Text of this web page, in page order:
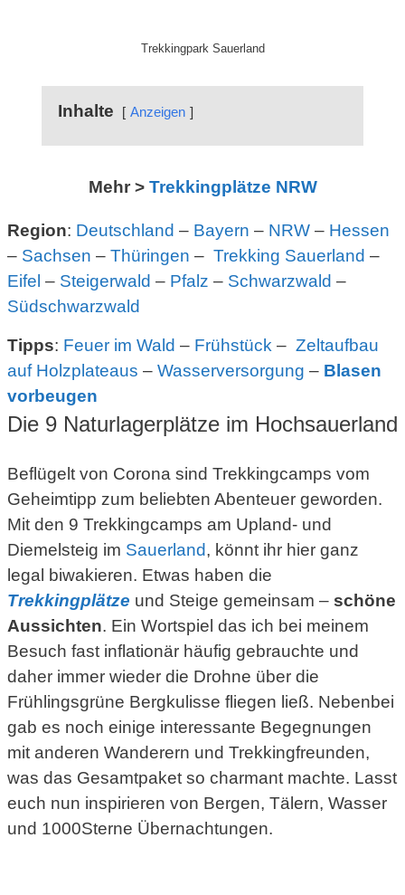
Trekkingpark Sauerland
Inhalte Anzeigen
Mehr > Trekkingplätze NRW
Region: Deutschland – Bayern – NRW – Hessen
– Sachsen – Thüringen – Trekking Sauerland –
Eifel – Steigerwald – Pfalz – Schwarzwald –
Südschwarzwald
Tipps: Feuer im Wald – Frühstück – Zeltaufbau
auf Holzplateaus – Wasserversorgung – Blasen
vorbeugen
Die 9 Naturlagerplätze im Hochsauerland
Beflügelt von Corona sind Trekkingcamps vom
Geheimtipp zum beliebten Abenteuer geworden.
Mit den 9 Trekkingcamps am Upland- und
Diemelsteig im Sauerland, könnt ihr hier ganz
legal biwakieren. Etwas haben die
Trekkingplätze und Steige gemeinsam – schöne
Aussichten. Ein Wortspiel das ich bei meinem
Besuch fast inflationär häufig gebrauchte und
daher immer wieder die Drohne über die
Frühlingsgrüne Bergkulisse fliegen ließ. Nebenbei
gab es noch einige interessante Begegnungen
mit anderen Wanderern und Trekkingfreunden,
was das Gesamtpaket so charmant machte. Lasst
euch nun inspirieren von Bergen, Tälern, Wasser
und 1000Sterne Übernachtungen.